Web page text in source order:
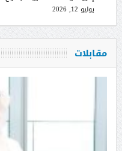
يوليو 12, 2026
مقابلات